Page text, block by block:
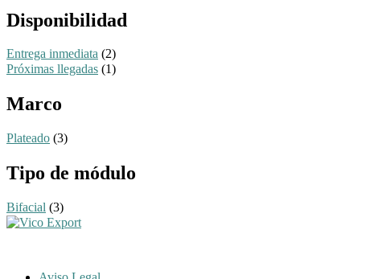
Disponibilidad
Entrega inmediata (2)
Próximas llegadas (1)
Marco
Plateado (3)
Tipo de módulo
Bifacial (3)